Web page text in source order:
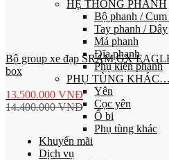
HỆ THỐNG PHANH
Bộ phanh / Cụm
Tay phanh / Dây
Má phanh
Đĩa phanh
Phụ kiện phanh
PHỤ TÙNG KHÁC…
Yên
Cọc yên
Ổ bi
Phụ tùng khác
Khuyến mãi
Dịch vụ
Bộ group xe đạp SRAM GX
box
13.500.000 VNĐ
14.400.000VNĐ